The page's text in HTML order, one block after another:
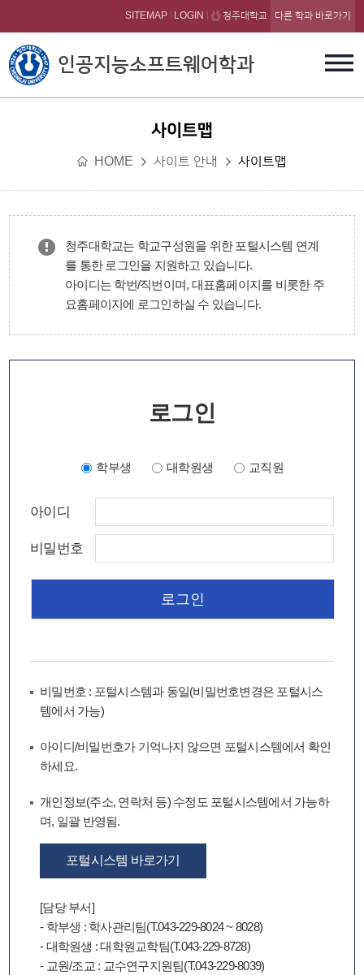
본문 바로가기
인공지능소프트웨어학과
SITEMAP LOGIN 청주대학교 다른 학과 바로가기
사이트맵
HOME 사이트 안내 사이트맵
청주대학교는 학교구성원을 위한 포털시스템 연계
를 통한 로그인을 지원하고 있습니다.
아이디는 학번/직번이며, 대표홈페이지를 비롯한 주
요홈페이지에 로그인하실 수 있습니다.
로그인
학부생 대학원생 교직원
아이디
비밀번호
비밀번호 : 포털시스템과 동일(비밀번호변경은 포털시스
템에서 가능)
아이디/비밀번호가 기억나지 않으면 포털시스템에서 확인
하세요.
개인정보(주소, 연락처 등) 수정도 포털시스템에서 가능하
며, 일괄 반영됨.
포털시스템 바로가기
[담당 부서]
- 학부생 : 학사관리팀(T.043-229-8024 ~ 8028)
- 대학원생 : 대학원교학팀(T.043-229-8728)
- 교원/조교 : 교수연구지원팀(T.043-229-8039)